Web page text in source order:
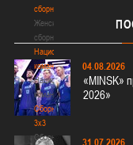
сборные
Женские
сборные
Национальная
команда
Национальная
команда
Сборные
3х3
Сборные
04.08.2026
«MINSK»
2026»
31.07.2026